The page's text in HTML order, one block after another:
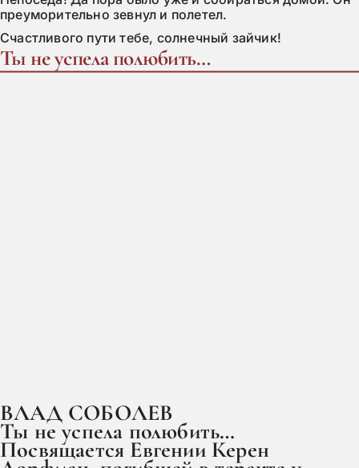
преуморительно зевнул и полетел.
Счастливого пути тебе, солнечный зайчик!
Ты не успела полюбить…
ВЛАД СОБОЛЕВ
Ты не успела полюбить…
Посвящается Евгении Керен